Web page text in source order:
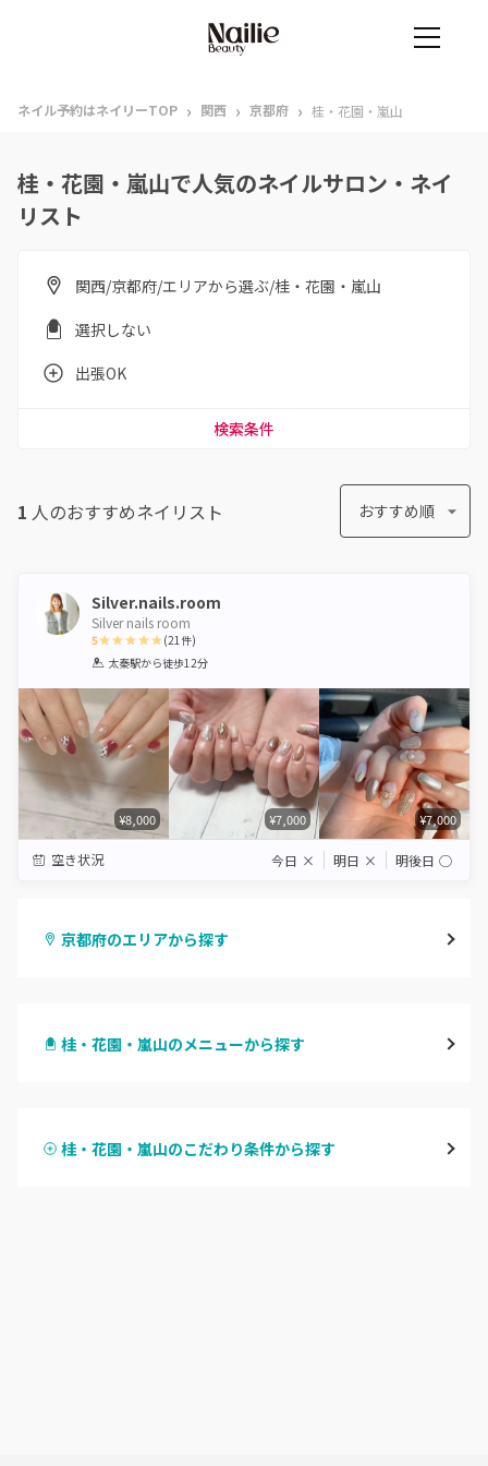
ネイル予約はネイリーTOP › 関西 › 京都府 › 桂・花園・嵐山
桂・花園・嵐山で人気のネイルサロン・ネイ
リスト
関西/京都府/エリアから選ぶ/桂・花園・嵐山
選択しない
出張OK
検索条件
1 人のおすすめネイリスト おすすめ順
Silver.nails.room
Silver nails room
5
1 2 3 4 5
(21件)
太秦駅から徒歩12分
¥8,000 ¥7,000 ¥7,000
空き状況 今日 × 明日 × 明後日 ◯
京都府のエリアから探す
四条河原町・河原町三条
桂・花園・嵐山のメニューから探す
ハンドスカルプ
桂・花園・嵐山のこだわり条件から探す